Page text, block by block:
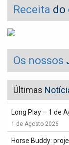
Receita do
Os nossos
Últimas
Long Play – 1 de
1 de Agosto 2026
Horse Buddy: